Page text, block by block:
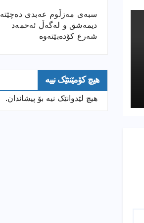
سبەی مەزڵوم عەبدی دەچێتە
دیمەشق و لەگەڵ ئەحمەد
شەرع کۆدەبێتەوە
هیچ کۆمێنتێک نییە
هیچ لێدوانێک نیە بۆ پیشاندان.